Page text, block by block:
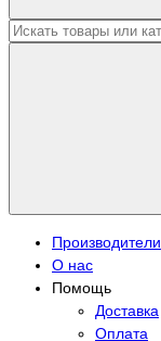
Производители
О нас
Помощь
Доставка
Оплата